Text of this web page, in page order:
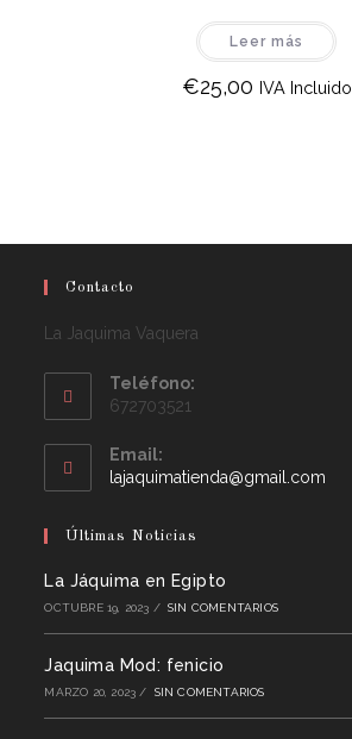
Leer más
€25,00 IVA Incluido
Contacto
La Jaquima Vaquera
Teléfono:
672703521
Email:
lajaquimatienda@gmail.com
Últimas Noticias
La Jáquima en Egipto
OCTUBRE 19, 2023 / SIN COMENTARIOS
Jaquima Mod: fenicio
MARZO 20, 2023 / SIN COMENTARIOS